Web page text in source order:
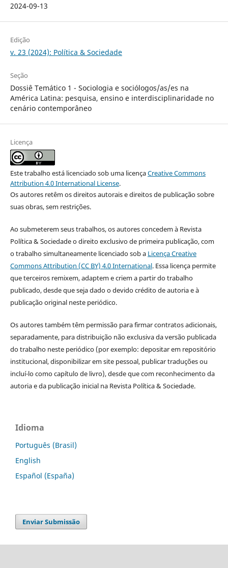
2024-09-13
Edição
v. 23 (2024): Política & Sociedade
Seção
Dossiê Temático 1 - Sociologia e sociólogos/as/es na
América Latina: pesquisa, ensino e interdisciplinaridade no
cenário contemporâneo
Licença
Este trabalho está licenciado sob uma licençaCreative Commons
Attribution 4.0 International License.
Os autores retêm os direitos autorais e direitos de publicação sobre
suas obras, sem restrições.
Ao submeterem seus trabalhos, os autores concedem à Revista
Política & Sociedade o direito exclusivo de primeira publicação, com
o trabalho simultaneamente licenciado sob a Licença Creative
Commons Attribution (CC BY) 4.0 International. Essa licença permite
que terceiros remixem, adaptem e criem a partir do trabalho
publicado, desde que seja dado o devido crédito de autoria e à
publicação original neste periódico.
Os autores também têm permissão para firmar contratos adicionais,
separadamente, para distribuição não exclusiva da versão publicada
do trabalho neste periódico (por exemplo: depositar em repositório
institucional, disponibilizar em site pessoal, publicar traduções ou
incluí-lo como capítulo de livro), desde que com reconhecimento da
autoria e da publicação inicial na Revista Política & Sociedade.
Idioma
Português (Brasil)
English
Español (España)
Enviar Submissão